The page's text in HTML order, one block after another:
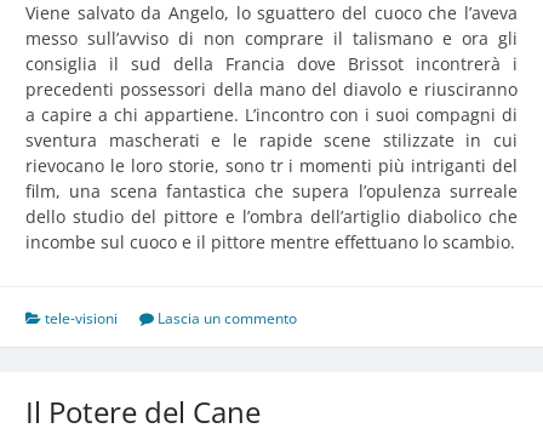
Viene salvato da Angelo, lo sguattero del cuoco che l’aveva
messo sull’avviso di non comprare il talismano e ora gli
consiglia il sud della Francia dove Brissot incontrerà i
precedenti possessori della mano del diavolo e riusciranno
a capire a chi appartiene. L’incontro con i suoi compagni di
sventura mascherati e le rapide scene stilizzate in cui
rievocano le loro storie, sono tr i momenti più intriganti del
film, una scena fantastica che supera l’opulenza surreale
dello studio del pittore e l’ombra dell’artiglio diabolico che
incombe sul cuoco e il pittore mentre effettuano lo scambio.
tele-visioni Lascia un commento
Il Potere del Cane